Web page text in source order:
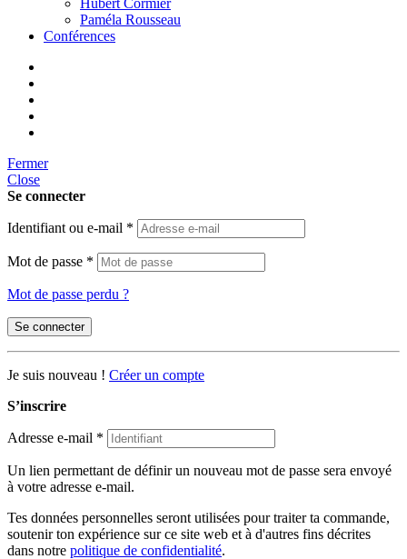
Hubert Cormier
Paméla Rousseau
Conférences
Fermer
Close
Se connecter
Identifiant ou e-mail *
Mot de passe *
Mot de passe perdu ?
Se connecter
Je suis nouveau ! Créer un compte
S’inscrire
Adresse e-mail *
Un lien permettant de définir un nouveau mot de passe sera envoyé
à votre adresse e-mail.
Tes données personnelles seront utilisées pour traiter ta commande,
soutenir ton expérience sur ce site web et à d'autres fins décrites
dans notre politique de confidentialité.